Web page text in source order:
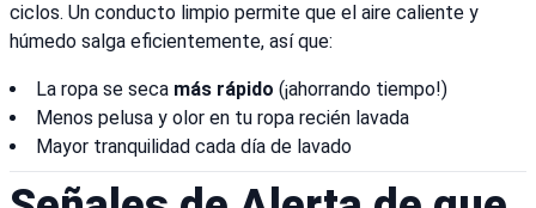
ciclos. Un conducto limpio permite que el aire caliente y
húmedo salga eficientemente, así que:
La ropa se seca más rápido (¡ahorrando tiempo!)
Menos pelusa y olor en tu ropa recién lavada
Mayor tranquilidad cada día de lavado